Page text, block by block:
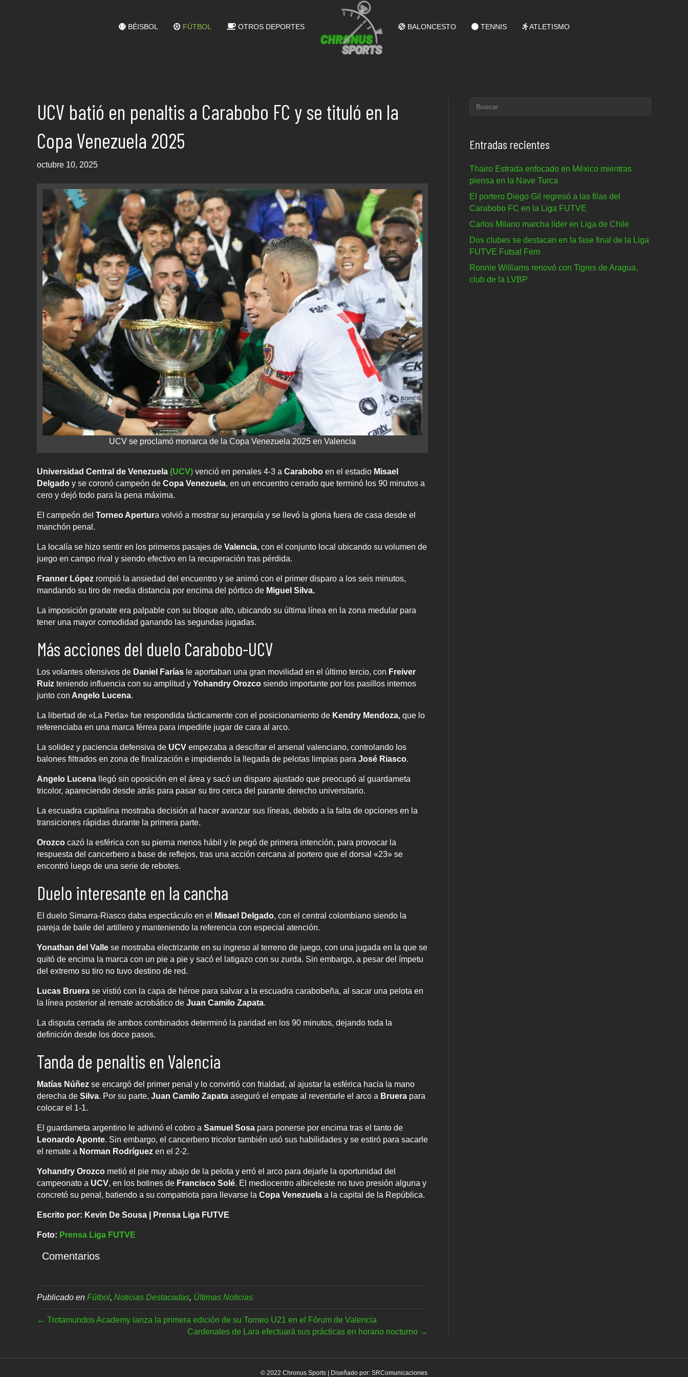
BÉISBOL FÚTBOL OTROS DEPORTES BALONCESTO TENNIS ATLETISMO
UCV batió en penaltis a Carabobo FC y se tituló en la
Copa Venezuela 2025
octubre 10, 2025
UCV se proclamó monarca de la Copa Venezuela 2025 en Valencia
Universidad Central de Venezuela (UCV) venció en penales 4-3 a Carabobo en el estadio Misael
Delgado y se coronó campeón de Copa Venezuela, en un encuentro cerrado que terminó los 90 minutos a
cero y dejó todo para la pena máxima.
El campeón del Torneo Apertura volvió a mostrar su jerarquía y se llevó la gloria fuera de casa desde el
manchón penal.
La localía se hizo sentir en los primeros pasajes de Valencia, con el conjunto local ubicando su volumen de
juego en campo rival y siendo efectivo en la recuperación tras pérdida.
Franner López rompió la ansiedad del encuentro y se animó con el primer disparo a los seis minutos,
mandando su tiro de media distancia por encima del pórtico de Miguel Silva.
La imposición granate era palpable con su bloque alto, ubicando su última línea en la zona medular para
tener una mayor comodidad ganando las segundas jugadas.
Más acciones del duelo Carabobo-UCV
Los volantes ofensivos de Daniel Farías le aportaban una gran movilidad en el último tercio, con Freiver
Ruiz teniendo influencia con su amplitud y Yohandry Orozco siendo importante por los pasillos internos
junto con Angelo Lucena.
La libertad de «La Perla» fue respondida tácticamente con el posicionamiento de Kendry Mendoza, que lo
referenciaba en una marca férrea para impedirle jugar de cara al arco.
La solidez y paciencia defensiva de UCV empezaba a descifrar el arsenal valenciano, controlando los
balones filtrados en zona de finalización e impidiendo la llegada de pelotas limpias para José Riasco.
Angelo Lucena llegó sin oposición en el área y sacó un disparo ajustado que preocupó al guardameta
tricolor, apareciendo desde atrás para pasar su tiro cerca del parante derecho universitario.
La escuadra capitalina mostraba decisión al hacer avanzar sus líneas, debido a la falta de opciones en la
transiciones rápidas durante la primera parte.
Orozco cazó la esférica con su pierna menos hábil y le pegó de primera intención, para provocar la
respuesta del cancerbero a base de reflejos, tras una acción cercana al portero que el dorsal «23» se
encontró luego de una serie de rebotes.
Duelo interesante en la cancha
El duelo Simarra-Riasco daba espectáculo en el Misael Delgado, con el central colombiano siendo la
pareja de baile del artillero y manteniendo la referencia con especial atención.
Yonathan del Valle se mostraba electrizante en su ingreso al terreno de juego, con una jugada en la que se
quitó de encima la marca con un pie a pie y sacó el latigazo con su zurda. Sin embargo, a pesar del ímpetu
del extremo su tiro no tuvo destino de red.
Lucas Bruera se vistió con la capa de héroe para salvar a la escuadra carabobeña, al sacar una pelota en
la línea posterior al remate acrobático de Juan Camilo Zapata.
La disputa cerrada de ambos combinados determinó la paridad en los 90 minutos, dejando toda la
definición desde los doce pasos.
Tanda de penaltis en Valencia
Matías Núñez se encargó del primer penal y lo convirtió con frialdad, al ajustar la esférica hacia la mano
derecha de Silva. Por su parte, Juan Camilo Zapata aseguró el empate al reventarle el arco a Bruera para
colocar el 1-1.
El guardameta argentino le adivinó el cobro a Samuel Sosa para ponerse por encima tras el tanto de
Leonardo Aponte. Sin embargo, el cancerbero tricolor también usó sus habilidades y se estiró para sacarle
el remate a Norman Rodríguez en el 2-2.
Yohandry Orozco metió el pie muy abajo de la pelota y erró el arco para dejarle la oportunidad del
campeonato a UCV, en los botines de Francisco Solé. El mediocentro albiceleste no tuvo presión alguna y
concretó su penal, batiendo a su compatriota para llevarse la Copa Venezuela a la capital de la República.
Escrito por: Kevin De Sousa | Prensa Liga FUTVE
Foto: Prensa Liga FUTVE
Comentarios
Publicado en Fútbol, Noticias Destacadas, Últimas Noticias
← Trotamundos Academy lanza la primera edición de su Torneo U21 en el Fórum de Valencia
Cardenales de Lara efectuará sus prácticas en horario nocturno →
Entradas recientes
Thairo Estrada enfocado en México mientras
piensa en la Nave Turca
El portero Diego Gil regresó a las filas del
Carabobo FC en la Liga FUTVE
Carlos Milano marcha líder en Liga de Chile
Dos clubes se destacan en la fase final de la Liga
FUTVE Futsal Fem
Ronnie Williams renovó con Tigres de Aragua,
club de la LVBP
© 2022 Chronus Sports | Diseñado por: SRComunicaciones